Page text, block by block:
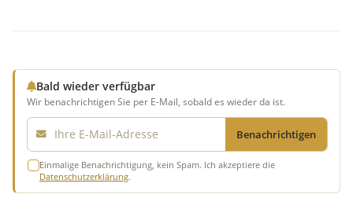
Bald wieder verfügbar
Wir benachrichtigen Sie per E-Mail, sobald es wieder da ist.
E-Mail
Benachrichtigen
Einmalige Benachrichtigung, kein Spam. Ich akzeptiere die
Datenschutzerklärung.